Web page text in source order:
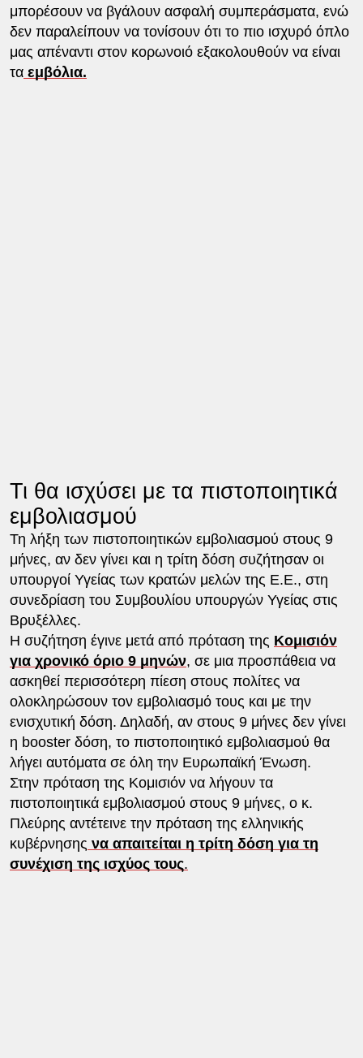
μπορέσουν να βγάλουν ασφαλή συμπεράσματα, ενώ
δεν παραλείπουν να τονίσουν ότι το πιο ισχυρό όπλο
μας απέναντι στον κορωνοιό εξακολουθούν να είναι
ταεμβόλια.
Τι θα ισχύσει με τα πιστοποιητικά
εμβολιασμού
Τη λήξη των πιστοποιητικών εμβολιασμού στους 9
μήνες, αν δεν γίνει και η τρίτη δόση συζήτησαν οι
υπουργοί Υγείας των κρατών μελών της Ε.Ε., στη
συνεδρίαση του Συμβουλίου υπουργών Υγείας στις
Βρυξέλλες.
Η συζήτηση έγινε μετά από πρόταση της Κομισιόν
για χρονικό όριο 9 μηνών, σε μια προσπάθεια να
ασκηθεί περισσότερη πίεση στους πολίτες να
ολοκληρώσουν τον εμβολιασμό τους και με την
ενισχυτική δόση. Δηλαδή, αν στους 9 μήνες δεν γίνει
η booster δόση, το πιστοποιητικό εμβολιασμού θα
λήγει αυτόματα σε όλη την Ευρωπαϊκή Ένωση.
Στην πρόταση της Κομισιόν να λήγουν τα
πιστοποιητικά εμβολιασμού στους 9 μήνες, ο κ.
Πλεύρης αντέτεινε την πρόταση της ελληνικής
κυβέρνησης να απαιτείται η τρίτη δόση για τη
συνέχιση της ισχύος τους.